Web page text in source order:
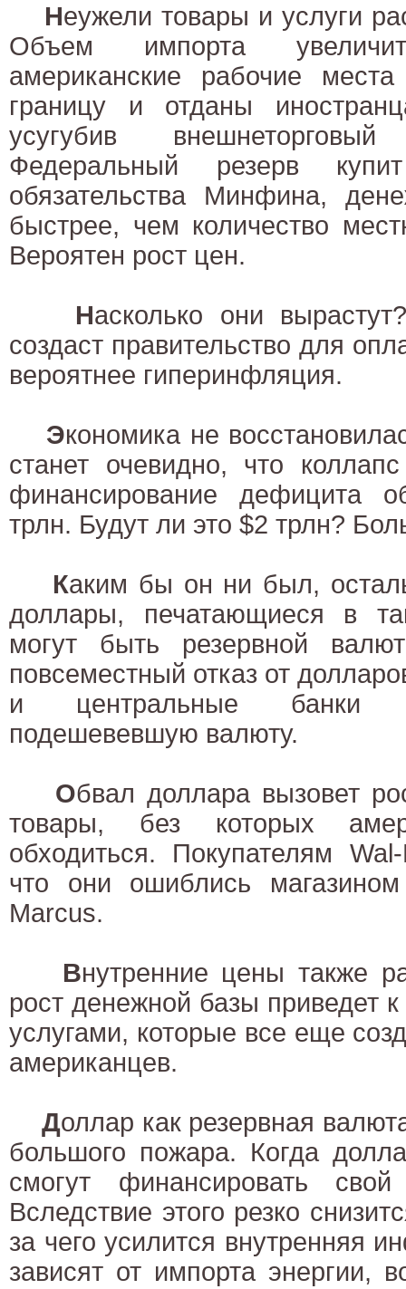
Неужели товары и услуги
Объем импорта
американские рабочие
границу и отданы
усугубив
Федеральный резерв
обязательства Минфина,
быстрее, чем количество
Вероятен рост цен.
Насколько они
создаст правительство для
вероятнее гиперинфляция.
Экономика не
станет очевидно, что
финансирование дефицита
трлн. Будут ли это $2 трлн?
Каким бы он ни был,
доллары, печатающиеся в
могут быть резервной
повсеместный отказ от
и центральные банки
подешевевшую валюту.
Обвал доллара вызовет
товары, без которых
обходиться. Покупателям
что они ошиблись
Marcus.
Внутренние цены также
рост денежной базы приведет
услугами, которые все еще
американцев.
Доллар как резервная
большого пожара. Когда
смогут финансировать
Вследствие этого резко
за чего усилится внутренняя
зависят от импорта энергии,